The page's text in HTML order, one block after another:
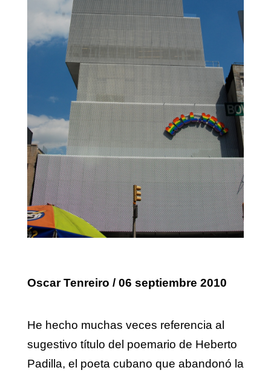
Oscar Tenreiro / 06 septiembre 2010
He hecho muchas veces referencia al
sugestivo título del poemario de Heberto
Padilla, el poeta cubano que abandonó la